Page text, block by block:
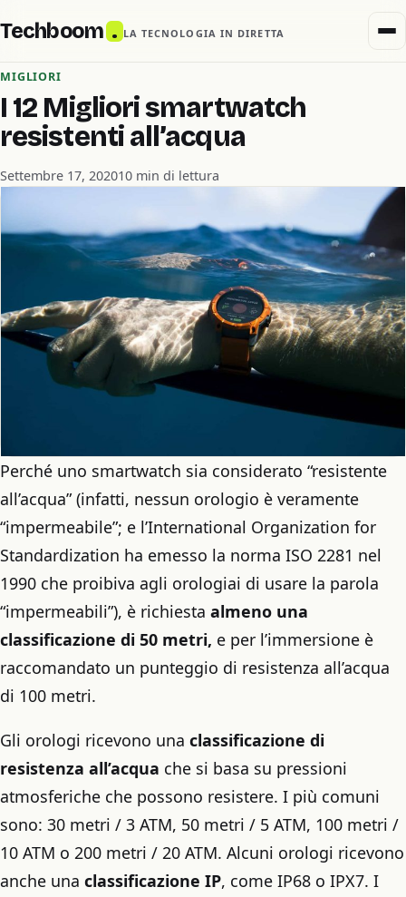
Techboom . LA TECNOLOGIA IN DIRETTA
MIGLIORI
I 12 Migliori smartwatch
resistenti all’acqua
Settembre 17, 202010 min di lettura
Perché uno smartwatch sia considerato “resistente
all’acqua” (infatti, nessun orologio è veramente
“impermeabile”; e l’International Organization for
Standardization ha emesso la norma ISO 2281 nel
1990 che proibiva agli orologiai di usare la parola
“impermeabili”), è richiesta almeno una
classificazione di 50 metri, e per l’immersione è
raccomandato un punteggio di resistenza all’acqua
di 100 metri.
Gli orologi ricevono una classificazione di
resistenza all’acqua che si basa su pressioni
atmosferiche che possono resistere. I più comuni
sono: 30 metri / 3 ATM, 50 metri / 5 ATM, 100 metri /
10 ATM o 200 metri / 20 ATM. Alcuni orologi ricevono
anche una classificazione IP, come IP68 o IPX7. I